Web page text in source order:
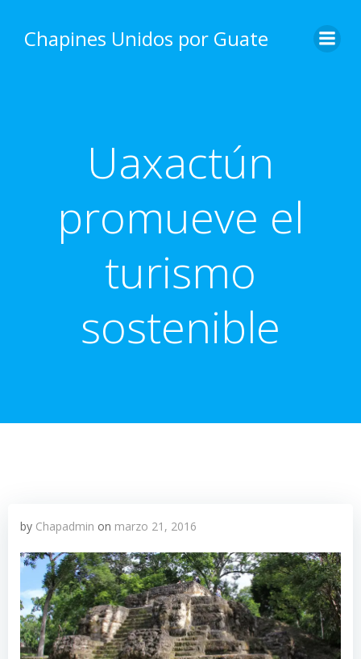
content
Chapines Unidos por Guate
Uaxactún
promueve el
turismo
sostenible
by Chapadmin on marzo 21, 2016